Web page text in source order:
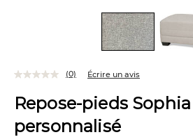
Repose-pieds Sophia
personnalisé
(0) Écrire un avis